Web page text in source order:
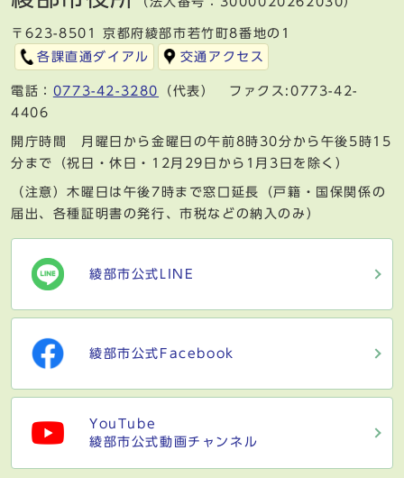
〒623-8501 京都府綾部市若竹町8番地の1
各課直通ダイアル
交通アクセス
電話： 0773-42-3280
（代表） ファクス:0773-42-
4406
開庁時間 月曜日から金曜日の午前8時30分から午後5時15
分まで（祝日・休日・12月29日から1月3日を除く）
（注意）木曜日は午後7時まで窓口延長（戸籍・国保関係の
届出、各種証明書の発行、市税などの納入のみ）
綾部市公式LINE
綾部市公式Facebook
YouTube
綾部市公式動画チャンネル